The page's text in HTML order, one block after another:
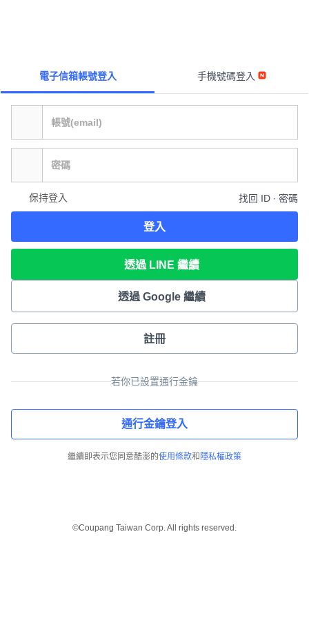
電子信箱帳號登入 手機號碼登入
保持登入 找回 ID ∙ 密碼
登入
透過 LINE 繼續
透過 Google 繼續
註冊
若你已設置通行金鑰
通行金鑰登入
繼續即表示您同意酷澎的使用條款和 隱私權政策
©Coupang Taiwan Corp. All rights reserved.